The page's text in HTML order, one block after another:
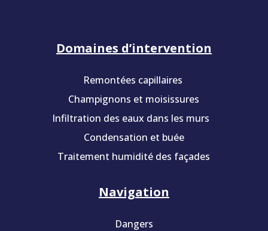
Domaines d’intervention
Remontées capillaires
Champignons et moisissures
Infiltration des eaux dans les murs
Condensation et buée
Traitement humidité des façades
Navigation
Dangers